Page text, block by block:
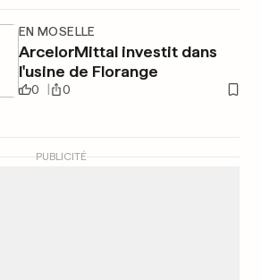
EN MOSELLE
ArcelorMittal investit dans
l'usine de Florange
0 0
PUBLICITÉ